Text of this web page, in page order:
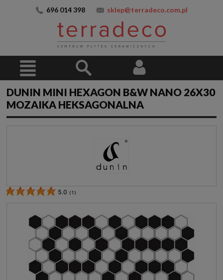
696 014 398 sklep@terradeco.com.pl
DUNIN MINI HEXAGON B&W NANO 26X30
MOZAIKA HEKSAGONALNA
5.0 ( 1 )